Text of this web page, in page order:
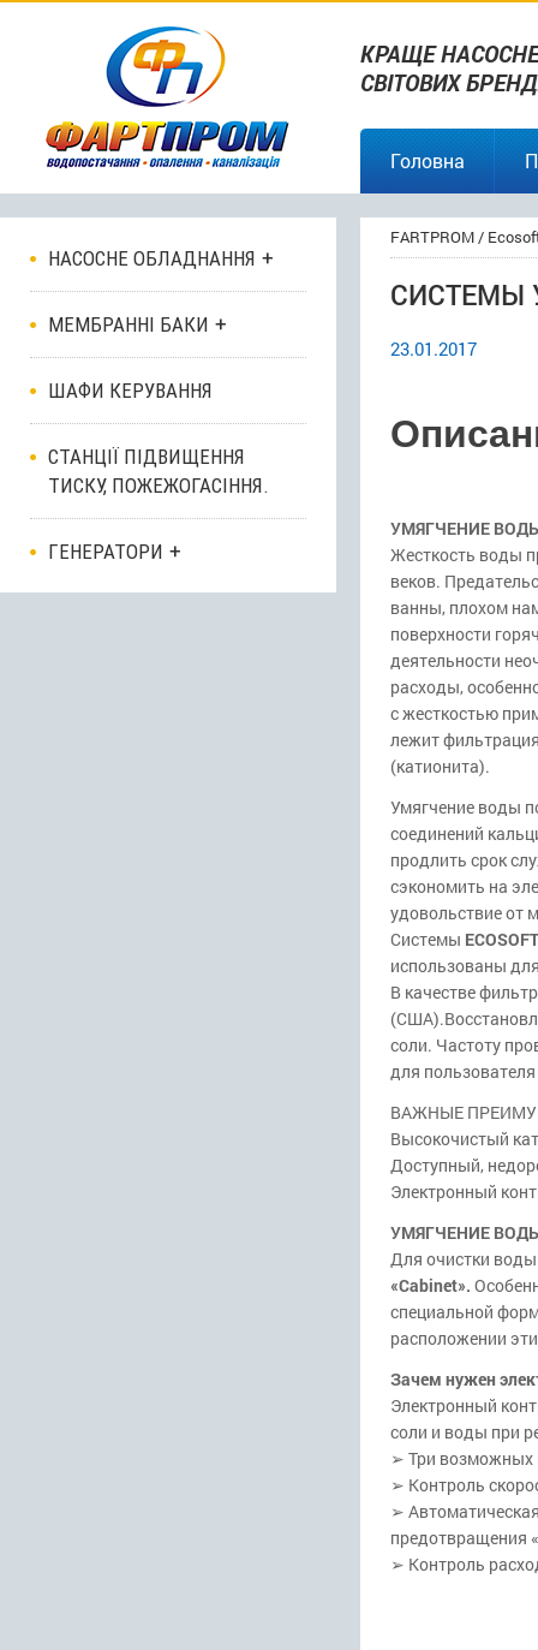
КРАЩЕ
СВІТОВИХ
Головна
НАСОСНЕ ОБЛАДНАННЯ
МЕМБРАННІ БАКИ
ШАФИ КЕРУВАННЯ
СТАНЦІЇ ПІДВИЩЕННЯ
ТИСКУ, ПОЖЕЖОГАСІННЯ.
ГЕНЕРАТОРИ
FARTPROM/
СИСТЕМЫ
23.01.2017
УМЯГЧЕНИЕ
Жесткость воды
веков.
ванны, плохом
поверхности
деятельности
расходы,
с жесткостью
лежит
(катионита).
Умягчение воды
соединений
продлить срок
сэкономить на
удовольствие от
Cистемы
использованы
В качестве
соли. Частоту
для
ВАЖНЫЕ
Высокочистый
Доступный,
Электронный
УМЯГЧЕНИЕ ВОДЫ
Для очистки
«Сabinet».
специальной
расположении
Зачем нужен
Электронный
соли и воды при
➢ Три возможных
➢ Контроль
➢
предотвращения
➢ Контроль